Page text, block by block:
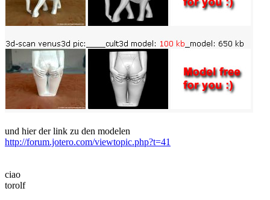
und hier der link zu den modelen
http://forum.jotero.com/viewtopic.php?t=41
ciao
torolf